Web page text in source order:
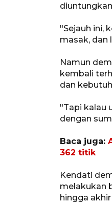
"Sejauh ini,
masak, dan
Namun
kembali
dan
"Tapi kalau
dengan
Baca juga:
362 titik
Kendati
melakukan
hingga